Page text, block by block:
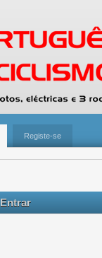
Registe-se
Entrar